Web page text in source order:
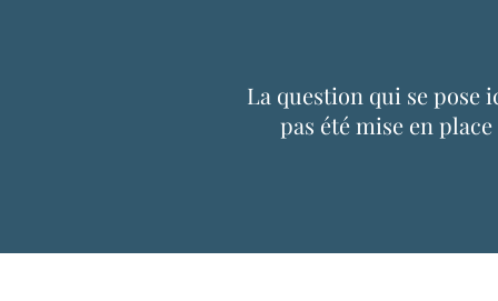
La question qui se pose
pas été mise en